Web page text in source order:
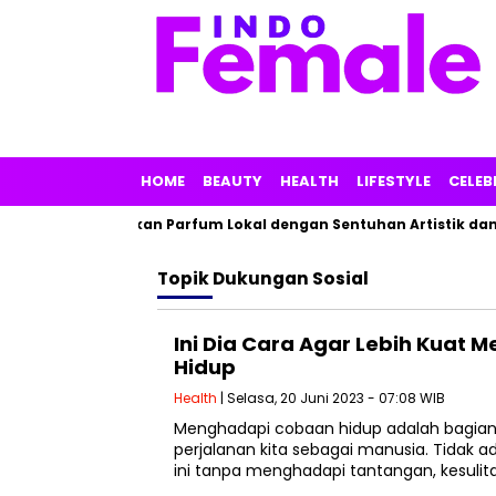
HOME BEAUTY HEALTH LIFESTYLE
Linarz Tawarkan Parfum Lokal dengan Sentuhan Artistik dan
TopikDukungan Sosial
Ini Dia Cara Agar Lebih Kuat
Hidup
Health | Selasa, 20 Juni 2023 - 07:08 WIB
Menghadapi cobaan hidup adalah
perjalanan kita sebagai manusia. Tidak
ini tanpa menghadapi tantangan,